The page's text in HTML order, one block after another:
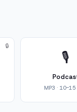
🔒
🎙️
MP3 · 10-